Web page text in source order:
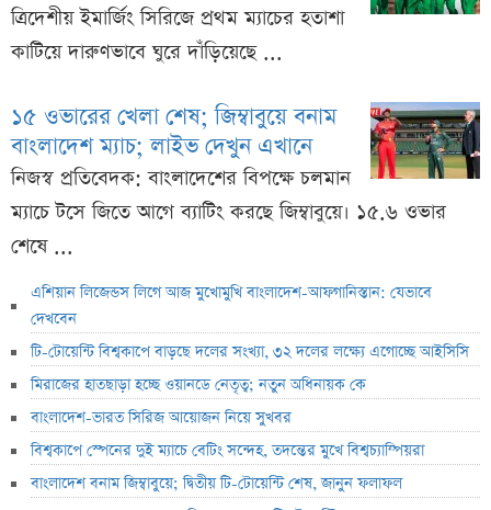
ত্রিদেশীয় ইমার্জিং সিরিজে প্রথম ম্যাচের হতাশা
কাটিয়ে দারুণভাবে ঘুরে দাঁড়িয়েছে ...
১৫ ওভারের খেলা শেষ; জিম্বাবুয়ে বনাম
বাংলাদেশ ম্যাচ; লাইভ দেখুন এখানে
নিজস্ব প্রতিবেদক: বাংলাদেশের বিপক্ষে চলমান
ম্যাচে টসে জিতে আগে ব্যাটিং করছে জিম্বাবুয়ে। ১৫.৬ ওভার
শেষে ...
এশিয়ান লিজেন্ডস লিগে আজ মুখোমুখি বাংলাদেশ-আফগানিস্তান: যেভাবে
দেখবেন
টি-টোয়েন্টি বিশ্বকাপে বাড়ছে দলের সংখ্যা, ৩২ দলের লক্ষ্যে এগোচ্ছে আইসিসি
মিরাজের হাতছাড়া হচ্ছে ওয়ানডে নেতৃত্ব; নতুন অধিনায়ক কে
বাংলাদেশ-ভারত সিরিজ আয়োজন নিয়ে সুখবর
বিশ্বকাপে স্পেনের দুই ম্যাচে বেটিং সন্দেহ, তদন্তের মুখে বিশ্বচ্যাম্পিয়রা
বাংলাদেশ বনাম জিম্বাবুয়ে; দ্বিতীয় টি-টোয়েন্টি শেষ, জানুন ফলাফল